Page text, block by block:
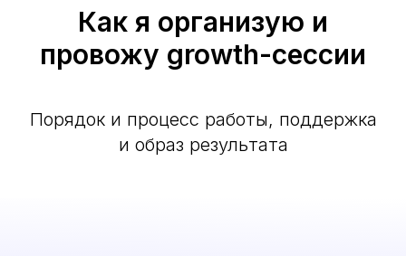
Как я организую и
провожу growth-сессии
Порядок и процесс работы, поддержка
и образ результата